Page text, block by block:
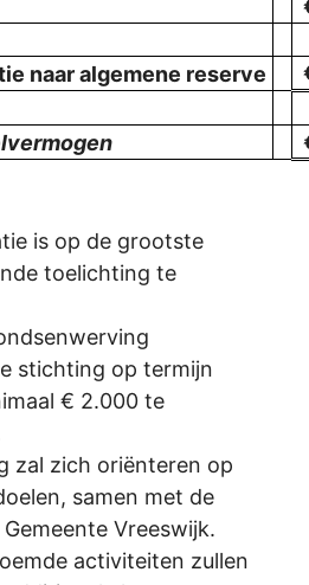
naar algemene reserve
is op de grootste
toelichting te
stichting op termijn
€ 2.000 te
zal zich oriënteren op
samen met de
Vreeswijk.
activiteiten zullen